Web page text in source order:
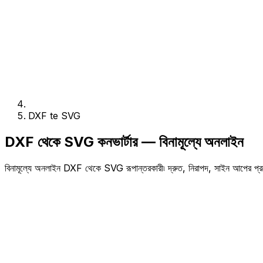
DXF te SVG
DXF থেকে SVG কনভার্টার — বিনামূল্যে অনলাইন
বিনামূল্যে অনলাইন DXF থেকে SVG রূপান্তরকারী৷ দ্রুত, নিরাপদ, সাইন আপের